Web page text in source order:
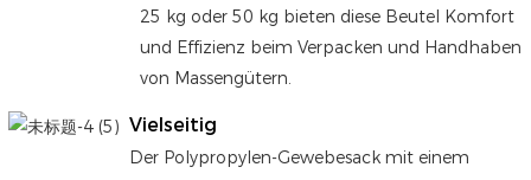
25 kg oder 50 kg bieten diese Beutel Komfort
und Effizienz beim Verpacken und Handhaben
von Massengütern.
Vielseitig
Der Polypropylen-Gewebesack mit einem